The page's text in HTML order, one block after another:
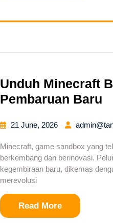
Unduh Minecraft
Pembaruan Baru
21 June, 2026
Minecraft, game sandbox yang
berkembang dan berinovasi.
kegembiraan baru, dikemas
merevolusi
Read More